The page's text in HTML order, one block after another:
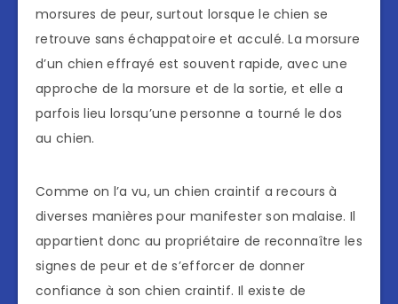
morsures de peur, surtout lorsque le chien se
retrouve sans échappatoire et acculé. La morsure
d’un chien effrayé est souvent rapide, avec une
approche de la morsure et de la sortie, et elle a
parfois lieu lorsqu’une personne a tourné le dos
au chien.
Comme on l’a vu, un chien craintif a recours à
diverses manières pour manifester son malaise. Il
appartient donc au propriétaire de reconnaître les
signes de peur et de s’efforcer de donner
confiance à son chien craintif. Il existe de